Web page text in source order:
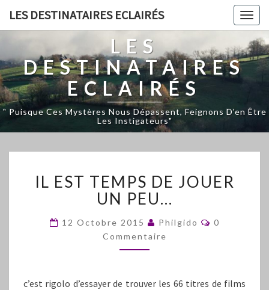
LES DESTINATAIRES ECLAIRÉS
LES
DESTINATAIRES
ECLAIRÉS
" Puisque Ces Mystères Nous Dépassent, Feignons D'en Être
Les Instigateurs"
EST
TEMPS
DE
JOUER
UN
PEU…
IL EST TEMPS DE JOUER
UN PEU…
12 Octobre 2015 Philgido
0
Commentaire
c’est rigolo d’essayer de trouver les 66 titres de films